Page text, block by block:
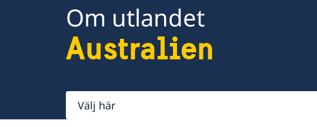
Om utlandet
Australien
Välj
här